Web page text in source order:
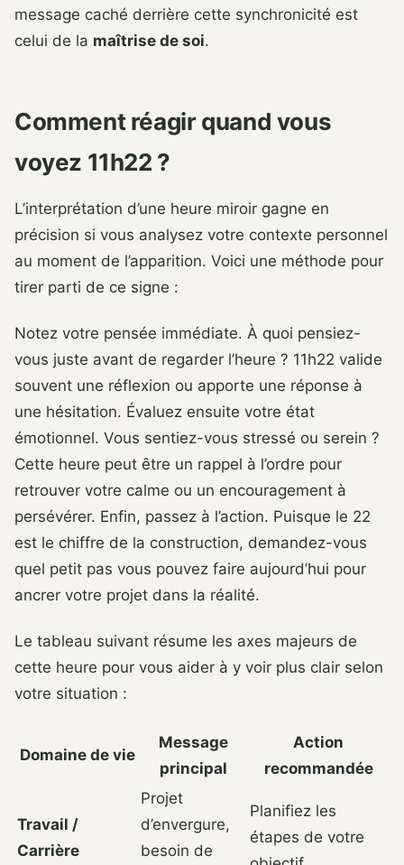
message caché derrière cette synchronicité est
celui de la maîtrise de soi.
Comment réagir quand vous
voyez 11h22 ?
L’interprétation d’une heure miroir gagne en
précision si vous analysez votre contexte personnel
au moment de l’apparition. Voici une méthode pour
tirer parti de ce signe :
Notez votre pensée immédiate. À quoi pensiez-
vous juste avant de regarder l’heure ? 11h22 valide
souvent une réflexion ou apporte une réponse à
une hésitation. Évaluez ensuite votre état
émotionnel. Vous sentiez-vous stressé ou serein ?
Cette heure peut être un rappel à l’ordre pour
retrouver votre calme ou un encouragement à
persévérer. Enfin, passez à l’action. Puisque le 22
est le chiffre de la construction, demandez-vous
quel petit pas vous pouvez faire aujourd’hui pour
ancrer votre projet dans la réalité.
Le tableau suivant résume les axes majeurs de
cette heure pour vous aider à y voir plus clair selon
votre situation :
Domaine de vie
Message
principal
Action
recommandée
Travail /
Carrière
Projet
d’envergure,
besoin de
Planifiez les
étapes de votre